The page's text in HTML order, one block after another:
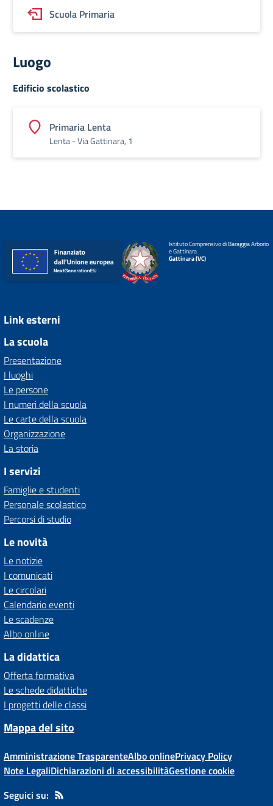
Scuola Primaria
Luogo
Edificio scolastico
Primaria Lenta
Lenta - Via Gattinara, 1
Istituto Comprensivo di Baraggia Arborio
e Gattinara
Gattinara (VC)
Link esterni
La scuola
Presentazione
I luoghi
Le persone
I numeri della scuola
Le carte della scuola
Organizzazione
La storia
I servizi
Famiglie e studenti
Personale scolastico
Percorsi di studio
Le novità
Le notizie
I comunicati
Le circolari
Calendario eventi
Le scadenze
Albo online
La didattica
Offerta formativa
Le schede didattiche
I progetti delle classi
Mappa del sito
Amministrazione TrasparenteAlbo onlinePrivacy Policy
Note LegaliDichiarazioni di accessibilitàGestione cookie
Seguici su: